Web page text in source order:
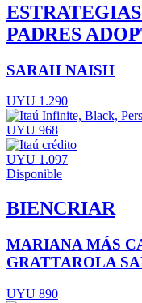
PADRES
SARAH NAISH
UYU 1.290
UYU 968
UYU 1.097
Disponible
BIENCRIAR
MARIANA MÁS
GRATTAROLA
UYU 890